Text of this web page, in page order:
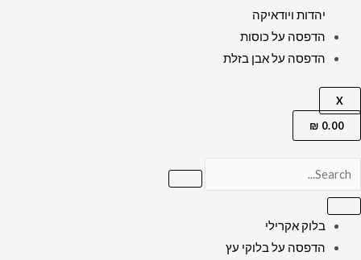
יהדות ויודאיקה
הדפסה על כוסות
הדפסה על אבן בזלת
X
0.00
₪
בלוק אקרילי
הדפסה על בלוקי עץ